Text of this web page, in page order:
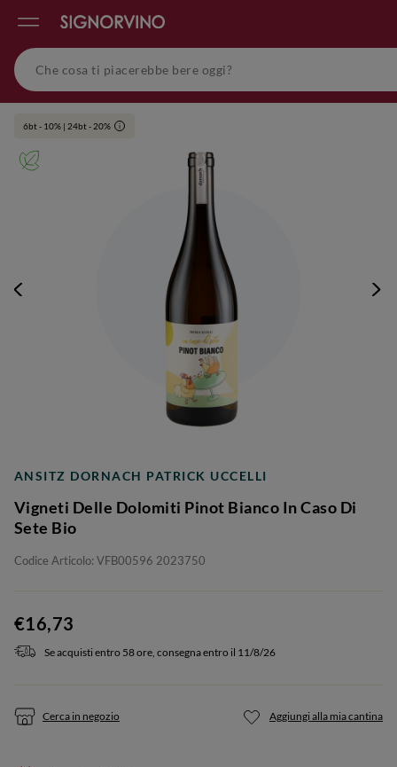
6bt - 10% | 24bt - 20% i
ANSITZ DORNACH PATRICK UCCELLI
Vigneti Delle Dolomiti Pinot Bianco In Caso Di
Sete Bio
Codice Articolo: VFB00596 2023750
€16,73
Se acquisti entro 58 ore, consegna entro il 11/8/26
Cerca in negozio Aggiungi alla mia cantina